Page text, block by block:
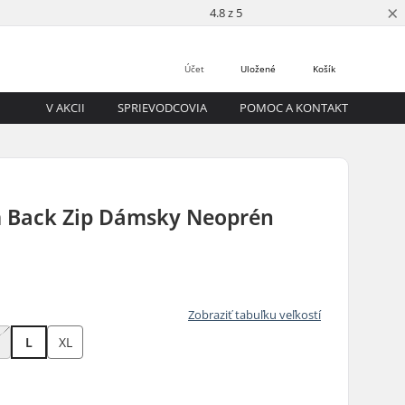
4.8 z 5 ×
Košík
Uložené
Účet
V AKCII SPRIEVODCOVIA POMOC A KONTAKT
Zip Dámsky Neoprén
Zobraziť tabuľku veľkostí
L XL